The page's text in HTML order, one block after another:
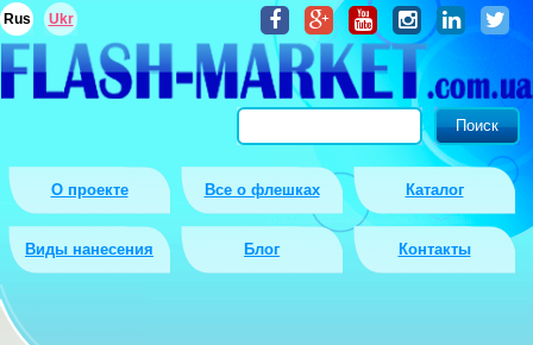
О проекте Все о флешках Каталог
Виды нанесения Блог Контакты
Rus Ukr